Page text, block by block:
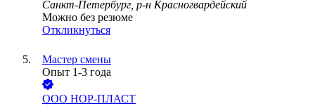
Санкт-Петербург, р-н Красногвардейский
Можно без резюме
Откликнуться
Мастер смены
Опыт 1-3 года
ООО НОР-ПЛАСТ